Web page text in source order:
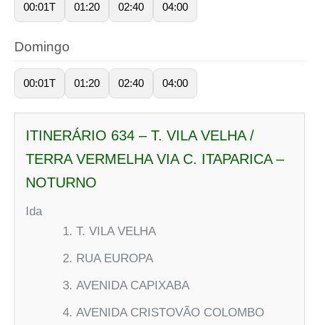
00:01T 01:20 02:40 04:00
Domingo
00:01T 01:20 02:40 04:00
ITINERÁRIO 634 – T. VILA VELHA /
TERRA VERMELHA VIA C. ITAPARICA –
NOTURNO
Ida
T. VILA VELHA
RUA EUROPA
AVENIDA CAPIXABA
AVENIDA CRISTOVÃO COLOMBO